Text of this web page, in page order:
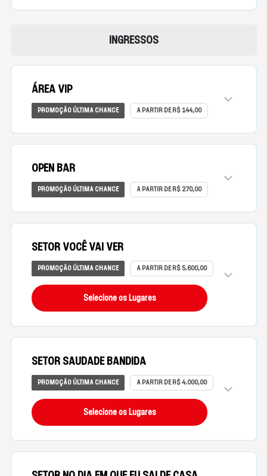
INGRESSOS
ÁREA VIP
PROMOÇÃO ÚLTIMA CHANCE A PARTIR DE R$ 144,00
OPEN BAR
PROMOÇÃO ÚLTIMA CHANCE A PARTIR DE R$ 270,00
SETOR VOCÊ VAI VER
PROMOÇÃO ÚLTIMA CHANCE A PARTIR DE R$ 5.600,00
Selecione os Lugares
SETOR SAUDADE BANDIDA
PROMOÇÃO ÚLTIMA CHANCE A PARTIR DE R$ 4.000,00
Selecione os Lugares